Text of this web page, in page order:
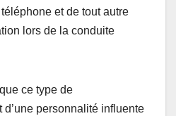
et de tout autre
lors de la conduite
ce type de
d’une personnalité influente